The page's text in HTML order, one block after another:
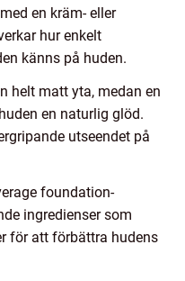
en kräm- eller
hur enkelt
känns på huden.
helt matt yta, medan en
en naturlig glöd.
utseendet på
foundation-
ingredienser som
för att förbättra hudens